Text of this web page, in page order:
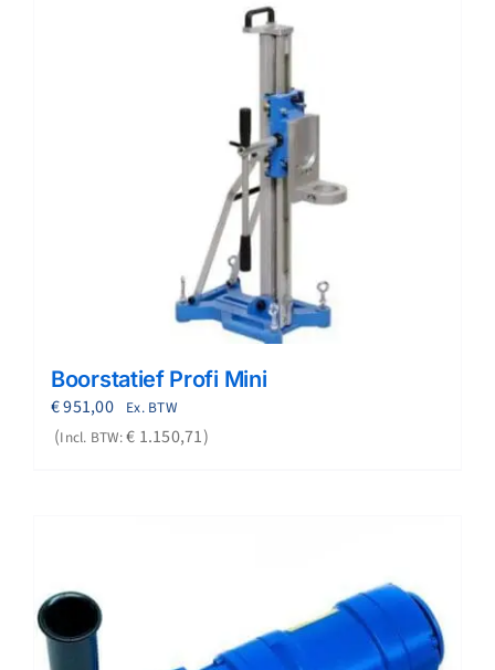
Boorstatief Profi Mini
€951,00
Ex. BTW
Incl. BTW:€ 1.150,71